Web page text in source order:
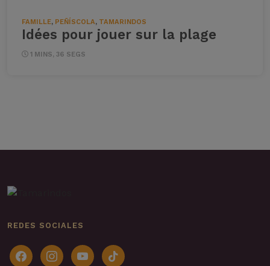
FAMILLE, PEÑÍSCOLA, TAMARINDOS
Idées pour jouer sur la plage
1 MINS, 36 SEGS
REDES SOCIALES
facebookinstagramyoutubetiktok